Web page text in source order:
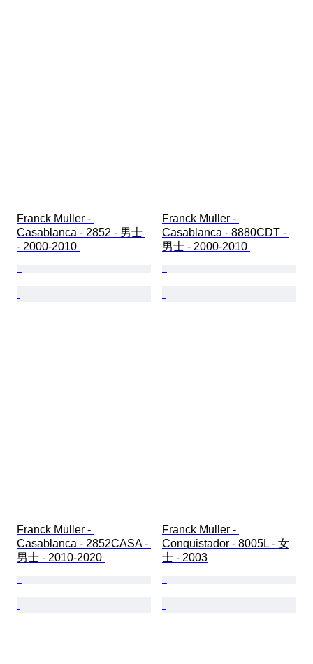
Franck Muller -
Casablanca - 2852 - 男士
- 2000-2010
Franck Muller -
Casablanca - 8880CDT -
男士 - 2000-2010
Franck Muller -
Casablanca - 2852CASA -
男士 - 2010-2020
Franck Muller -
Conquistador - 8005L - 女
士 - 2003